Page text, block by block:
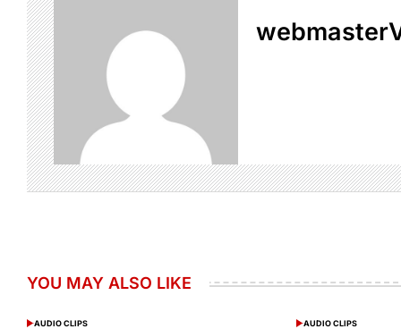
YOU MAY ALSO LIKE
AUDIO CLIPS AUDIO CLIPS